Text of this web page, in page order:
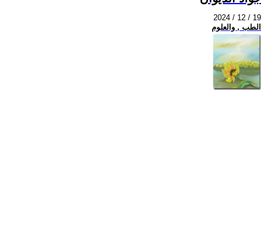
2024 / 12 / 19
الطب , والعلوم